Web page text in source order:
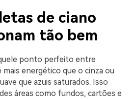
de ciano
tão bem
ponto perfeito entre
mais energético que o cinza ou
que azuis saturados. Isso
áreas como fundos, cartões e